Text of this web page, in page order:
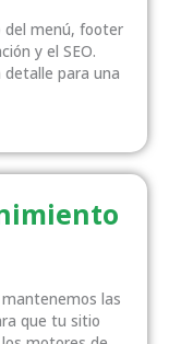
del menú, footer
y el SEO.
detalle para una
las
que tu sitio